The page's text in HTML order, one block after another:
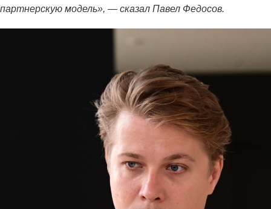
партнерскую модель», — сказал Павел Федосов.